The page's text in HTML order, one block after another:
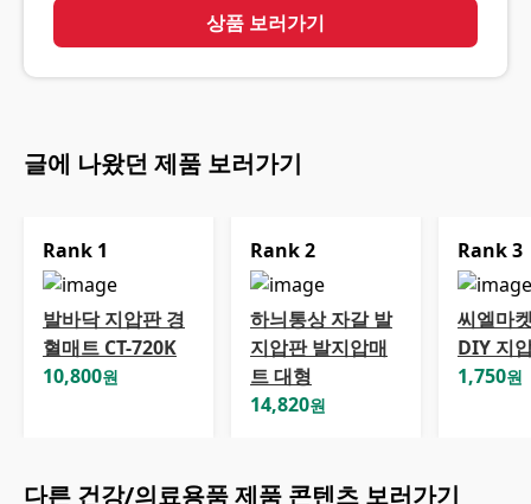
상품 보러가기
글에 나왔던 제품 보러가기
Rank 1
발바닥 지압판 경
혈매트 CT-720K
10,800원
Rank2
하늬통상 자갈 발
지압판 발지압매
트 대형
14,820원
Rank3
씨엘마
DIY 지
1,750원
다른 건강/의료용품제품 콘텐츠 보러가기